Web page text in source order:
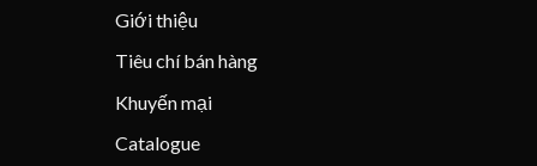
Giới thiệu
Tiêu chí bán hàng
Khuyến mại
Catalogue